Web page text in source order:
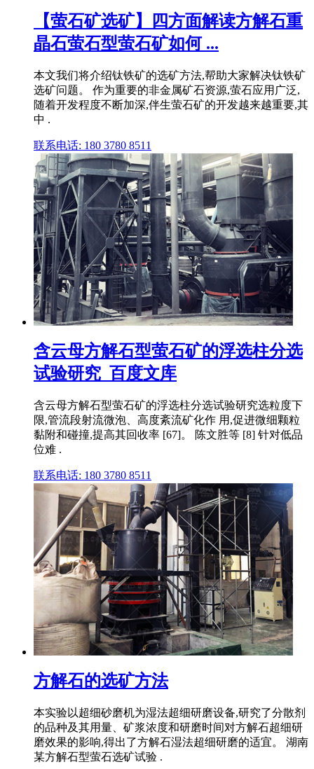
【萤石矿选矿】四方面解读方解石重
晶石萤石型萤石矿如何 ...
本文我们将介绍钛铁矿的选矿方法,帮助大家解决钛铁矿
选矿问题。 作为重要的非金属矿石资源,萤石应用广泛,
随着开发程度不断加深,伴生萤石矿的开发越来越重要,其
中 .
联系电话: 180 3780 8511
含云母方解石型萤石矿的浮选柱分选
试验研究_百度文库
含云母方解石型萤石矿的浮选柱分选试验研究选粒度下
限,管流段射流微泡、高度紊流矿化作 用,促进微细颗粒
黏附和碰撞,提高其回收率 [67]。 陈文胜等 [8] 针对低品
位难 .
联系电话: 180 3780 8511
方解石的选矿方法
本实验以超细砂磨机为湿法超细研磨设备,研究了分散剂
的品种及其用量、矿浆浓度和研磨时间对方解石超细研
磨效果的影响,得出了方解石湿法超细研磨的适宜。 湖南
某方解石型萤石选矿试验 .